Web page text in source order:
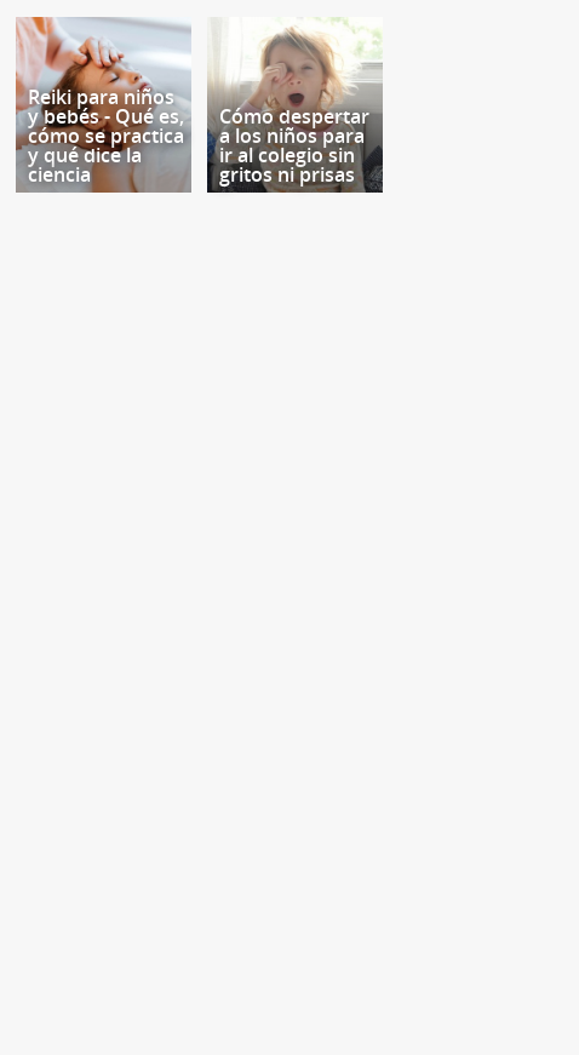
Reiki para niños
y bebés - Qué es,
cómo se practica
y qué dice la
ciencia
Cómo despertar
a los niños para
ir al colegio sin
gritos ni prisas